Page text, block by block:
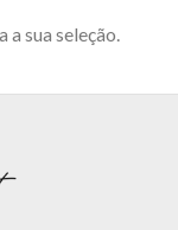
sua seleção.